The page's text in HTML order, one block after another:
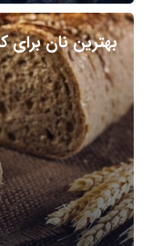
بهترین نان